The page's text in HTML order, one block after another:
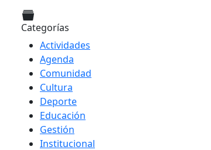
Categorías
Actividades
Agenda
Comunidad
Cultura
Deporte
Educación
Gestión
Institucional